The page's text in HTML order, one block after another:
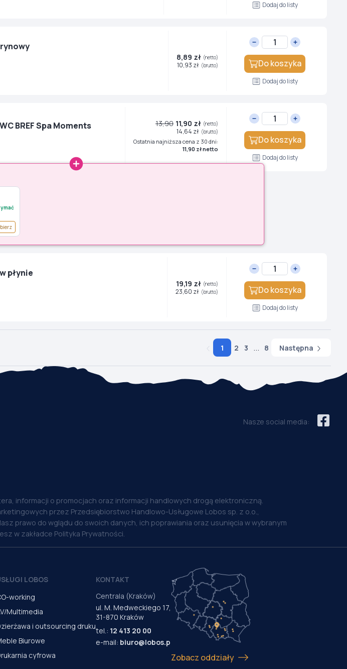
Dodaj do listy
8,89 zł (netto)
10,93 zł (brutto) Do koszyka
Dodaj do listy
BREF Spa Moments
13,90 11,90 zł (netto)
14,64 zł (brutto)
Ostatnia najniższa cena z 30 dni:
11,90 zł netto
Do koszyka
Dodaj do listy
płynie
19,19 zł (netto)
23,60 zł (brutto) Do koszyka
Dodaj do listy
1 2 3 ... 8 Następna
Nasze social media:
informacji o promocjach oraz informacji handlowych drogą elektroniczną.
przez Przedsiębiorstwo Handlowo-Usługowe Lobos sp. z o.o.,
prawo do wglądu do swoich danych, ich poprawiania oraz usunięcia w wybranym
w zakładce Polityka Prywatności.
LOBOS
working
Multimedia
i outsourcing druku
Biurowe
cyfrowa
KONTAKT
Centrala (Kraków)
ul. M. Medweckiego 17,
31-870 Kraków
tel.: 12 413 20 00
e-mail: biuro@lobos.pl
Zobacz oddziały